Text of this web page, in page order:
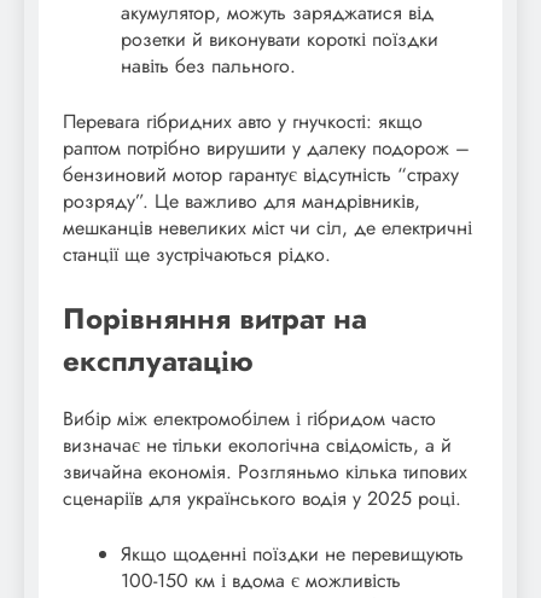
акумулятор, можуть заряджатися від
розетки й виконувати короткі поїздки
навіть без пального.
Перевага гібридних авто у гнучкості: якщо
раптом потрібно вирушити у далеку подорож –
бензиновий мотор гарантує відсутність “страху
розряду”. Це важливо для мандрівників,
мешканців невеликих міст чи сіл, де електричні
станції ще зустрічаються рідко.
Порівняння витрат на
експлуатацію
Вибір між електромобілем і гібридом часто
визначає не тільки екологічна свідомість, а й
звичайна економія. Розгляньмо кілька типових
сценаріїв для українського водія у 2025 році.
Якщо щоденні поїздки не перевищують
100-150 км і вдома є можливість